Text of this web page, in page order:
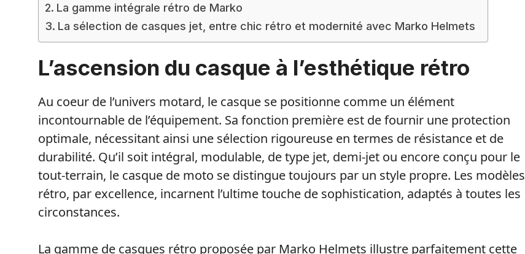
La gamme intégrale rétro de Marko
La sélection de casques jet, entre chic rétro et modernité avec Marko Helmets
L’ascension du casque à l’esthétique rétro
Au coeur de l’univers motard, le casque se positionne comme un élément
incontournable de l’équipement. Sa fonction première est de fournir une protection
optimale, nécessitant ainsi une sélection rigoureuse en termes de résistance et de
durabilité. Qu’il soit intégral, modulable, de type jet, demi-jet ou encore conçu pour le
tout-terrain, le casque de moto se distingue toujours par un style propre. Les modèles
rétro, par excellence, incarnent l’ultime touche de sophistication, adaptés à toutes les
circonstances.
La gamme de casques rétro proposée par Marko Helmets illustre parfaitement cette